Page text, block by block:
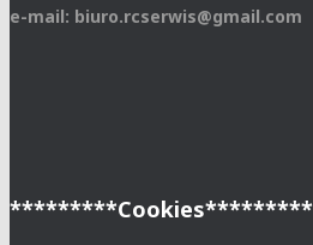
e-mail: biuro.rcserwis@gmail.com
*********Cookies*********